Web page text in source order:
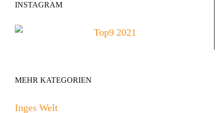
INSTAGRAM
MEHR KATEGORIEN
Inges Welt